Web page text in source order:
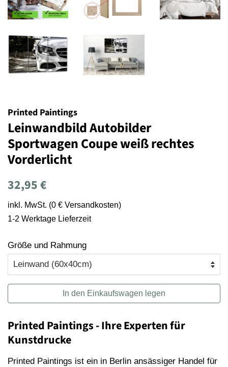
Printed Paintings
Leinwandbild Autobilder
Sportwagen Coupe weiß rechtes
Vorderlicht
Normaler
32,95 €
inkl. MwSt. (0 € Versandkosten)
1-2 Werktage Lieferzeit
Größe und Rahmung
In den Einkaufswagen legen
Printed Paintings - Ihre Experten für
Kunstdrucke
Printed Paintings ist ein in Berlin ansässiger Handel für